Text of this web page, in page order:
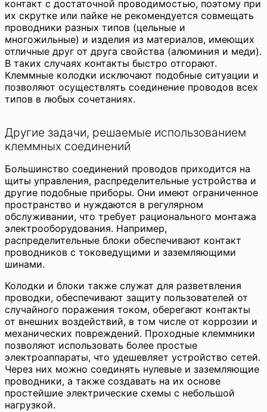
контакт с достаточной проводимостью, поэтому при
их скрутке или пайке не рекомендуется совмещать
проводники разных типов (цельные и
многожильные) и изделия из материалов, имеющих
отличные друг от друга свойства (алюминия и меди).
В таких случаях контакты быстро отгорают.
Клеммные колодки исключают подобные ситуации и
позволяют осуществлять соединение проводов всех
типов в любых сочетаниях.
Другие задачи, решаемые использованием
клеммных соединений
Большинство соединений проводов приходится на
щиты управления, распределительные устройства и
другие подобные приборы. Они имеют ограниченное
пространство и нуждаются в регулярном
обслуживании, что требует рационального монтажа
электрооборудования. Например,
распределительные блоки обеспечивают контакт
проводников с токоведущими и заземляющими
шинами.
Колодки и блоки также служат для разветвления
проводки, обеспечивают защиту пользователей от
случайного поражения током, оберегают контакты
от внешних воздействий, в том числе от коррозии и
механических повреждений. Проходные клеммники
позволяют использовать более простые
электроаппараты, что удешевляет устройство сетей.
Через них можно соединять нулевые и заземляющие
проводники, а также создавать на их основе
простейшие электрические схемы с небольшой
нагрузкой.